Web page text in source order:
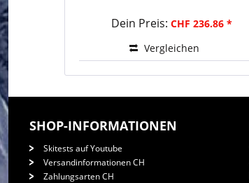
Dein Preis: CHF 236.86 *
Vergleichen
SHOP-INFORMATIONEN
Skitests auf Youtube
Versandinformationen CH
Zahlungsarten CH